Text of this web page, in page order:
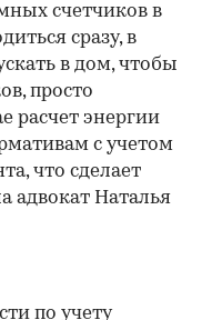
счетчиков в
сразу, в
в дом, чтобы
просто
расчет энергии
с учетом
что сделает
адвокат Наталья
по учету